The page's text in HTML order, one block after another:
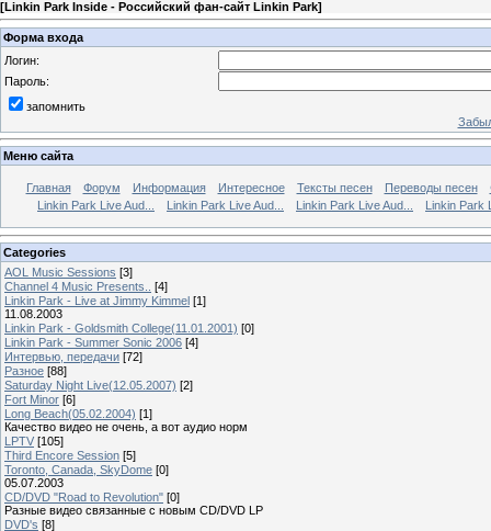
[Linkin Park Inside - Российский фан-сайт Linkin Park]
Форма входа
Логин:
Пароль:
запомнить
Меню сайта
Главная Форум Информация Интересное Тексты песен Переводы песен
Linkin Park Live Aud...
Linkin Park Live Aud... Linkin Park Live Aud... Linkin Park
Categories
AOL Music Sessions [3]
Channel 4 Music Presents..
[4]
Linkin Park - Live at Jimmy Kimmel [1]
11.08.2003
Linkin Park - Goldsmith College(11.01.2001) [0]
Linkin Park - Summer Sonic 2006 [4]
Интервью, передачи [72]
Разное [88]
Saturday Night Live(12.05.2007) [2]
Fort Minor [6]
Long Beach(05.02.2004) [1]
Качество видео не очень, а вот аудио норм
LPTV [105]
Third Encore Session [5]
Toronto, Canada, SkyDome [0]
05.07.2003
CD/DVD "Road to Revolution" [0]
Разные видео связанные с новым CD/DVD LP
DVD's [8]